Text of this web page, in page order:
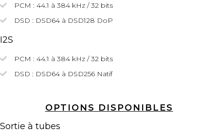
PCM : 44.1 à 384 kHz / 32 bits
DSD : DSD64 à DSD128 DoP
I2S
PCM : 44.1 à 384 kHz / 32 bits
DSD : DSD64 à DSD256 Natif
OPTIONS DISPONIBLES
Sortie à tubes